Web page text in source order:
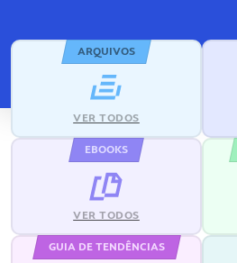
ARQUIVOS
VER TODOS
EBOOKS
VER TODOS
GUIA DE TENDÊNCIAS